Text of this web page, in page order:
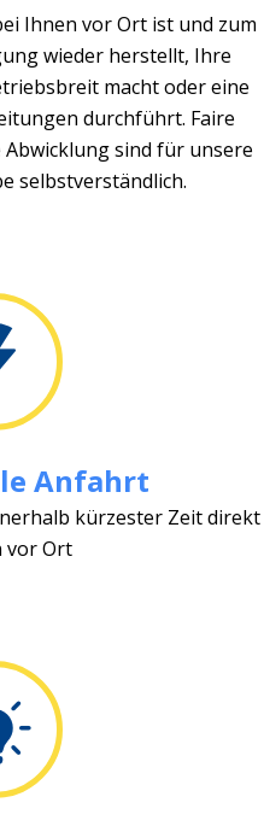
Ihnen vor Ort ist und zum
wieder herstellt, Ihre
macht oder eine
durchführt. Faire
sind für unsere
selbstverständlich.
Anfahrt
kürzester Zeit direkt
vor Ort